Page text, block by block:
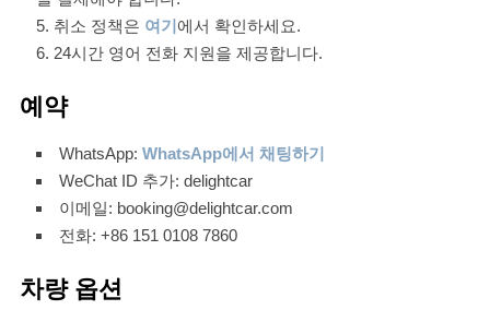
취소 정책은 여기 에서 확인하세요.
24시간 영어 전화 지원을 제공합니다.
예약
WhatsApp: WhatsApp에서 채팅하기
WeChat ID 추가: delightcar
이메일: booking@delightcar.com
전화: +86 151 0108 7860
차량 옵션